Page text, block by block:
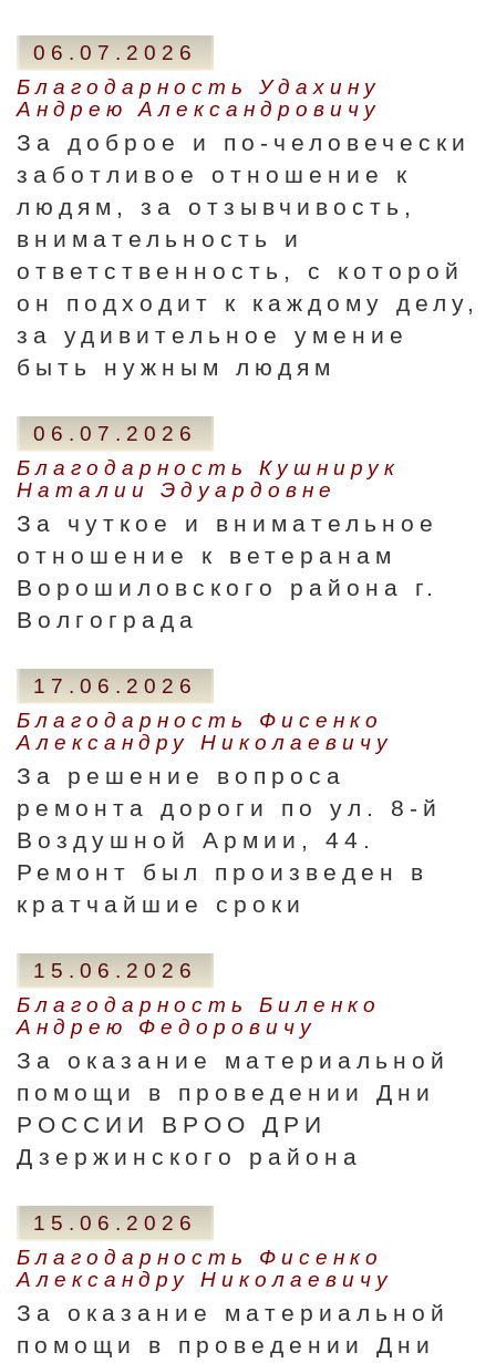
06.07.2026
Благодарность Удахину
Андрею Александровичу
За доброе и по-человечески
заботливое отношение к
людям, за отзывчивость,
внимательность и
ответственность, с которой
он подходит к каждому делу,
за удивительное умение
быть нужным людям
06.07.2026
Благодарность Кушнирук
Наталии Эдуардовне
За чуткое и внимательное
отношение к ветеранам
Ворошиловского района г.
Волгограда
17.06.2026
Благодарность Фисенко
Александру Николаевичу
За решение вопроса
ремонта дороги по ул. 8-й
Воздушной Армии, 44.
Ремонт был произведен в
кратчайшие сроки
15.06.2026
Благодарность Биленко
Андрею Федоровичу
За оказание материальной
помощи в проведении Дни
РОССИИ ВРОО ДРИ
Дзержинского района
15.06.2026
Благодарность Фисенко
Александру Николаевичу
За оказание материальной
помощи в проведении Дни